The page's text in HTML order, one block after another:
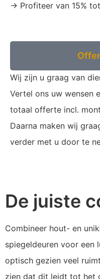
-> Profiteer van 15%
Full
Wij zijn u graag van
Vertel ons uw wensen
totaal offerte incl.
Daarna maken wij
verder met u door te
De juiste
Combineer hout- en
spiegeldeuren voor een
optisch gezien veel
zien dat dit leidt tot het